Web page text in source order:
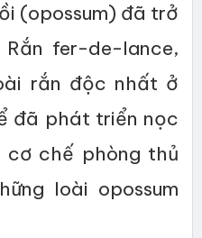
(opossum) đã trở
fer-de-lance,
rắn độc nhất ở
đã phát triển nọc
cơ chế phòng thủ
loài opossum